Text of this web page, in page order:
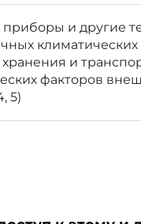
и другие
климатических
и
факторов
5)